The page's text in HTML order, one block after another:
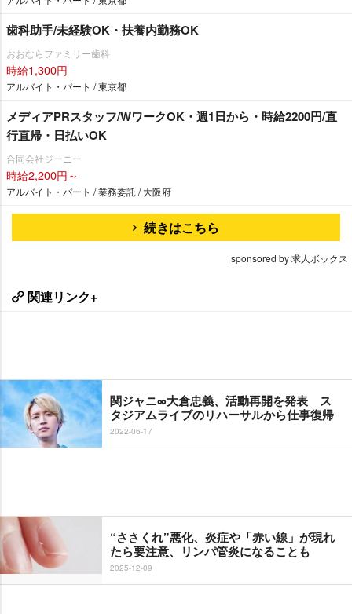
歯科助手/未経験OK・扶養内勤務OK
おおむらファミリー歯科
時給1,300円
アルバイト・パート / 東京都
メディアPRスタッフ/WワークOK・週1日から・時給2200円/直
行直帰・日払いOK
合同会社ジーニー
時給2,200円～
アルバイト・パート / 業務委託 / 大阪府
続きはこちら
sponsored by 求人ボックス
関連リンク+
関ジャニ∞大倉忠義、活動再開を発表 ス
タジアムライブのリハーサルから仕事復帰
2022-06-17
“ささくれ”悪化、炎症や「赤い線」が現れ
たら要注意、リンパ管炎になることも
2025-12-09